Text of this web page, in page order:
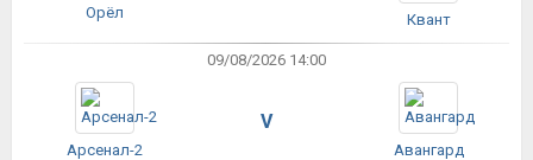
Орёл Квант
09/08/2026 14:00
Арсенал-2
V
Авангард